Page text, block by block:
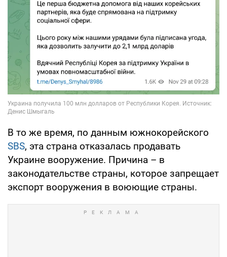
В то же время, по данным южнокорейского
SBS, эта страна отказалась продавать
Украине вооружение. Причина – в
законодательстве страны, которое запрещает
экспорт вооружения в воюющие страны.